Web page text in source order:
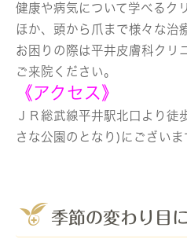
健康や病気について学べるク
ほか、頭から爪まで様々な治
お困りの際は平井皮膚科クリ
ご来院ください。
《アクセス》
ＪＲ総武線平井駅北口より徒
さな公園のとなり)にございま
季節の変わり目